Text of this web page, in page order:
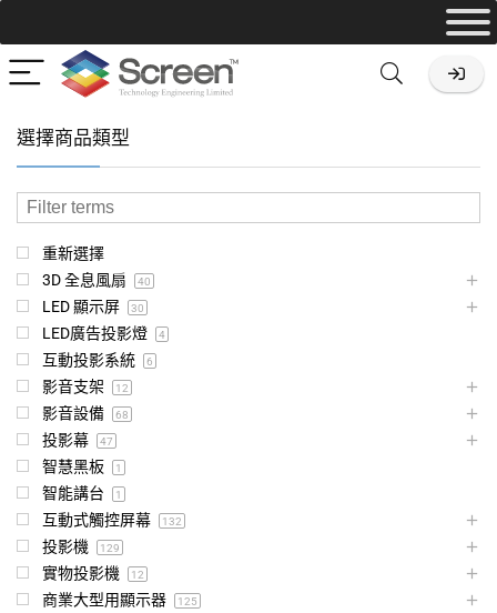
選擇商品類型
重新選擇
3D 全息風扇
40
LED 顯示屏 30
LED廣告投影燈 4
互動投影系統 6
影音支架 12
影音設備 68
投影幕 47
智慧黑板 1
智能講台 1
互動式觸控屏幕 132
投影機 129
實物投影機 12
商業大型用顯示器 125